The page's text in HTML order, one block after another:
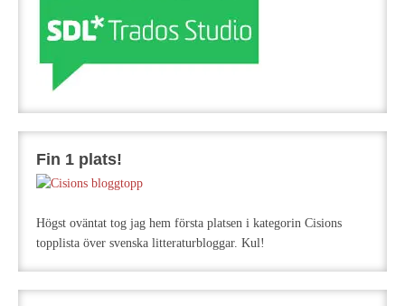
Fin 1 plats!
Högst oväntat tog jag hem första platsen i kategorin Cisions
topplista över svenska litteraturbloggar. Kul!